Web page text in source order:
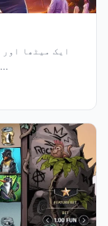
Jelly Express کو لوڈ کرتے ہیں، تو آپ کو...